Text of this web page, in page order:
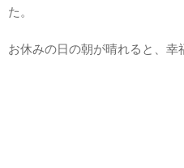
た。
お休みの日の朝が晴れると、幸